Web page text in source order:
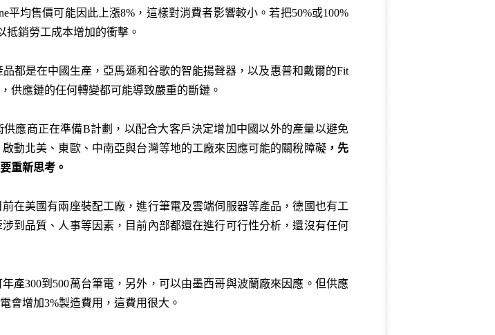
平均售價可能因此上漲8%，這樣對消費者影響較小。若把50%或100%
抵銷勞工成本增加的衝擊。
都是在中國生產，亞馬遜和谷歌的智能揚聲器，以及惠普和戴爾的Fit
供應鏈的任何轉變都可能導致嚴重的斷鏈。
應商正在準備B計劃，以配合大客戶決定增加中國以外的產量以避免
動北美、東歐、中南亞與台灣等地的工廠來因應可能的關稅障礙，先
重新思考。
在美國有兩座裝配工廠，進行筆電及雲端伺服器等產品，德國也有工
到品質、人事等因素，目前內部都還在進行可行性分析，還沒有任何
產300到500萬台筆電，另外，可以由墨西哥與波蘭廠來因應。但供應
會增加3%製造費用，這費用很大。